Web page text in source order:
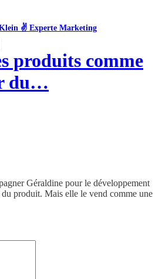
✌️ Experte Marketing
produits comme
du…
Géraldine pour le développement
produit. Mais elle le vend comme une